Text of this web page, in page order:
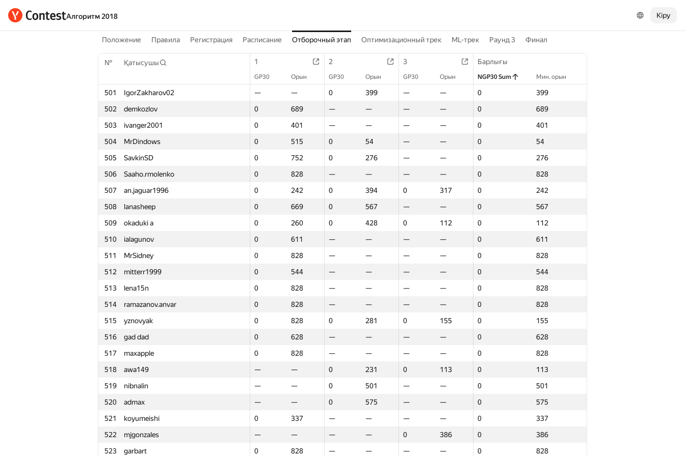
Алгоритм 2018 Кіру
Положение Правила Регистрация Расписание Отборочный этап Оптимизационный трек ML-трек Раунд 3 Финал
№ Қатысушы 1 2 3 Барлығы
GP30 Орын GP30 Орын GP30 Орын NGP30 Sum Мин. орын
501 IgorZakharov02 — — 0 399 — — 0
399
502
demkozlov 0 689 — — — — 0
689
503
ivanger2001 0 401 — — — — 0
401
504
MrDindows 0 515 0 54 — — 0
54
505
SavkinSD 0 752 0 276 — — 0
276
506
Saaho.rmolenko 0 828 — — — — 0
828
507
an.jaguar1996 0 242 0 394 0 317 0
242
508
lanasheep 0 669 0 567 — — 0
567
509
okaduki a 0 260 0 428 0 112 0
112
510
ialagunov 0 611 — — — — 0
611
511
MrSidney 0 828 — — — — 0
828
512
mitterr1999 0 544 — — — — 0
544
513
lena15n 0 828 — — — — 0
828
514
ramazanov.anvar 0 828 — — — — 0
828
515
yznovyak 0 828 0 281 0 155 0
155
516
gad dad 0 628 — — — — 0
628
517
maxapple 0 828 — — — — 0
828
518
awa149 — — 0 231 0 113 0
113
519
nibnalin — — 0 501 — — 0
501
520
admax — — 0 575 — — 0
575
521
koyumeishi 0 337 — — — — 0
337
522
mjgonzales — — — — 0 386 0
386
523
garbart 0 828 — — — — 0
828
№ Қатысушы 3 Барлығы
GP30 Орын NGP30 Sum Мин. орын